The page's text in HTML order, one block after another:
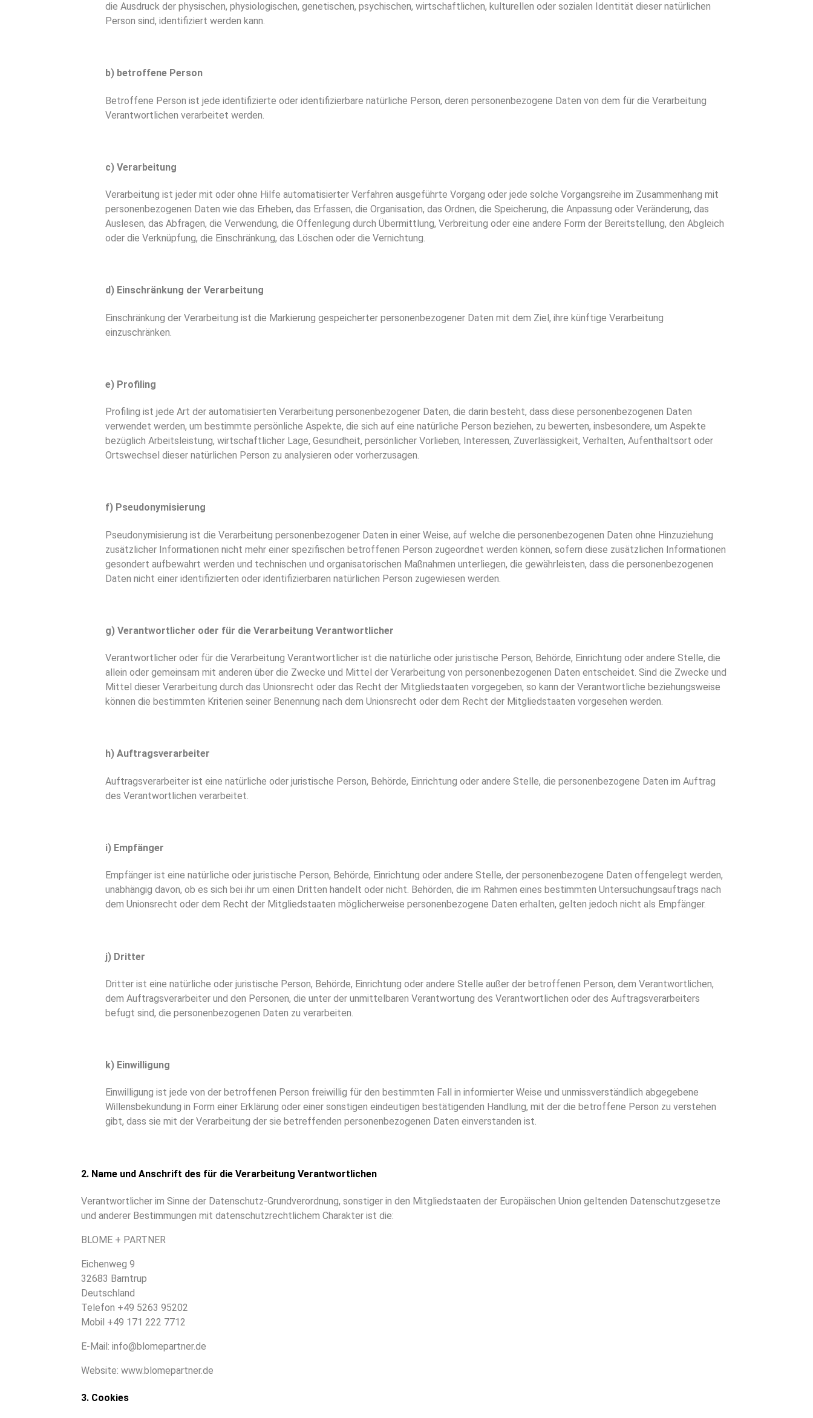
die Ausdruck der physischen, physiologischen, genetischen, psychischen, wirtschaftlichen, kulturellen oder sozialen Identität dieser natürlichen
Person sind, identifiziert werden kann.
b) betroffene Person
Betroffene Person ist jede identifizierte oder identifizierbare natürliche Person, deren personenbezogene Daten von dem für die Verarbeitung
Verantwortlichen verarbeitet werden.
c) Verarbeitung
Verarbeitung ist jeder mit oder ohne Hilfe automatisierter Verfahren ausgeführte Vorgang oder jede solche Vorgangsreihe im Zusammenhang mit
personenbezogenen Daten wie das Erheben, das Erfassen, die Organisation, das Ordnen, die Speicherung, die Anpassung oder Veränderung, das
Auslesen, das Abfragen, die Verwendung, die Offenlegung durch Übermittlung, Verbreitung oder eine andere Form der Bereitstellung, den Abgleich
oder die Verknüpfung, die Einschränkung, das Löschen oder die Vernichtung.
d) Einschränkung der Verarbeitung
Einschränkung der Verarbeitung ist die Markierung gespeicherter personenbezogener Daten mit dem Ziel, ihre künftige Verarbeitung
einzuschränken.
e) Profiling
Profiling ist jede Art der automatisierten Verarbeitung personenbezogener Daten, die darin besteht, dass diese personenbezogenen Daten
verwendet werden, um bestimmte persönliche Aspekte, die sich auf eine natürliche Person beziehen, zu bewerten, insbesondere, um Aspekte
bezüglich Arbeitsleistung, wirtschaftlicher Lage, Gesundheit, persönlicher Vorlieben, Interessen, Zuverlässigkeit, Verhalten, Aufenthaltsort oder
Ortswechsel dieser natürlichen Person zu analysieren oder vorherzusagen.
f) Pseudonymisierung
Pseudonymisierung ist die Verarbeitung personenbezogener Daten in einer Weise, auf welche die personenbezogenen Daten ohne Hinzuziehung
zusätzlicher Informationen nicht mehr einer spezifischen betroffenen Person zugeordnet werden können, sofern diese zusätzlichen Informationen
gesondert aufbewahrt werden und technischen und organisatorischen Maßnahmen unterliegen, die gewährleisten, dass die personenbezogenen
Daten nicht einer identifizierten oder identifizierbaren natürlichen Person zugewiesen werden.
g) Verantwortlicher oder für die Verarbeitung Verantwortlicher
Verantwortlicher oder für die Verarbeitung Verantwortlicher ist die natürliche oder juristische Person, Behörde, Einrichtung oder andere Stelle, die
allein oder gemeinsam mit anderen über die Zwecke und Mittel der Verarbeitung von personenbezogenen Daten entscheidet. Sind die Zwecke und
Mittel dieser Verarbeitung durch das Unionsrecht oder das Recht der Mitgliedstaaten vorgegeben, so kann der Verantwortliche beziehungsweise
können die bestimmten Kriterien seiner Benennung nach dem Unionsrecht oder dem Recht der Mitgliedstaaten vorgesehen werden.
h) Auftragsverarbeiter
Auftragsverarbeiter ist eine natürliche oder juristische Person, Behörde, Einrichtung oder andere Stelle, die personenbezogene Daten im Auftrag
des Verantwortlichen verarbeitet.
i) Empfänger
Empfänger ist eine natürliche oder juristische Person, Behörde, Einrichtung oder andere Stelle, der personenbezogene Daten offengelegt werden,
unabhängig davon, ob es sich bei ihr um einen Dritten handelt oder nicht. Behörden, die im Rahmen eines bestimmten Untersuchungsauftrags nach
dem Unionsrecht oder dem Recht der Mitgliedstaaten möglicherweise personenbezogene Daten erhalten, gelten jedoch nicht als Empfänger.
j) Dritter
Dritter ist eine natürliche oder juristische Person, Behörde, Einrichtung oder andere Stelle außer der betroffenen Person, dem Verantwortlichen,
dem Auftragsverarbeiter und den Personen, die unter der unmittelbaren Verantwortung des Verantwortlichen oder des Auftragsverarbeiters
befugt sind, die personenbezogenen Daten zu verarbeiten.
k) Einwilligung
Einwilligung ist jede von der betroffenen Person freiwillig für den bestimmten Fall in informierter Weise und unmissverständlich abgegebene
Willensbekundung in Form einer Erklärung oder einer sonstigen eindeutigen bestätigenden Handlung, mit der die betroffene Person zu verstehen
gibt, dass sie mit der Verarbeitung der sie betreffenden personenbezogenen Daten einverstanden ist.
2. Name und Anschrift des für die Verarbeitung Verantwortlichen
Verantwortlicher im Sinne der Datenschutz-Grundverordnung, sonstiger in den Mitgliedstaaten der Europäischen Union geltenden Datenschutzgesetze
und anderer Bestimmungen mit datenschutzrechtlichem Charakter ist die:
BLOME + PARTNER
Eichenweg 9
32683 Barntrup
Deutschland
Telefon +49 5263 95202
Mobil +49 171 222 7712
E-Mail: info@blomepartner.de
Website: www.blomepartner.de
3. Cookies